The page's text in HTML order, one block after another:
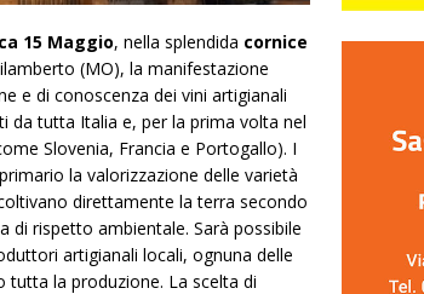
15 Maggio, nella splendida cornice
(MO), la manifestazione
e di conoscenza dei vini artigianali
da tutta Italia e, per la prima volta nel
Slovenia, Francia e Portogallo). I
la valorizzazione delle varietà
direttamente la terra secondo
di rispetto ambientale. Sarà possibile
artigianali locali, ognuna delle
la produzione. La scelta di